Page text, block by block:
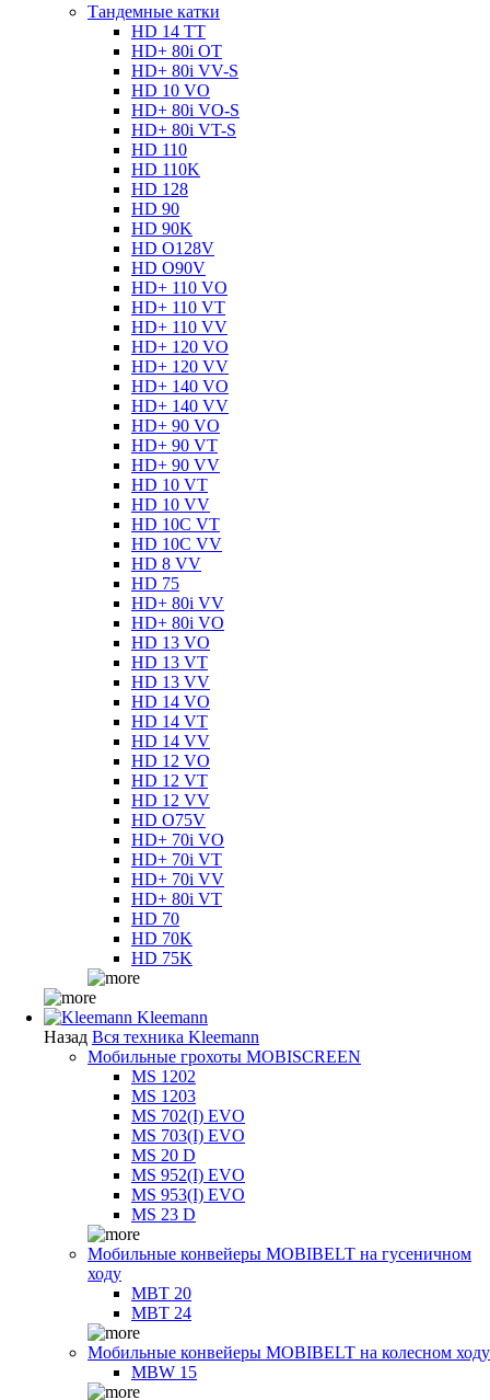
Тандемные катки
HD 14 TT
HD+ 80i OT
HD+ 80i VV-S
HD 10 VO
HD+ 80i VO-S
HD+ 80i VT-S
HD 110
HD 110K
HD 128
HD 90
HD 90K
HD O128V
HD O90V
HD+ 110 VO
HD+ 110 VT
HD+ 110 VV
HD+ 120 VO
HD+ 120 VV
HD+ 140 VO
HD+ 140 VV
HD+ 90 VO
HD+ 90 VT
HD+ 90 VV
HD 10 VT
HD 10 VV
HD 10C VT
HD 10C VV
HD 8 VV
HD 75
HD+ 80i VV
HD+ 80i VO
HD 13 VO
HD 13 VT
HD 13 VV
HD 14 VO
HD 14 VT
HD 14 VV
HD 12 VO
HD 12 VT
HD 12 VV
HD O75V
HD+ 70i VO
HD+ 70i VT
HD+ 70i VV
HD+ 80i VT
HD 70
HD 70K
HD 75K
Kleemann
Назад Вся техника Kleemann
Мобильные грохоты MOBISCREEN
MS 1202
MS 1203
MS 702(I) EVO
MS 703(I) EVO
MS 20 D
MS 952(I) EVO
MS 953(I) EVO
MS 23 D
Мобильные конвейеры MOBIBELT на гусеничном
ходу
MBT 20
MBT 24
Мобильные конвейеры MOBIBELT на колесном ходу
MBW 15